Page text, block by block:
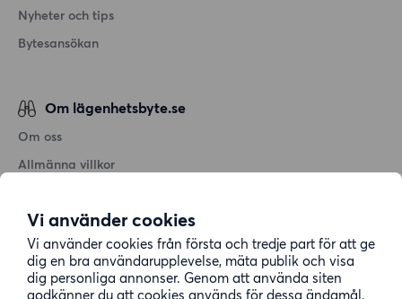
Vi använder cookies
Vi använder cookies från första och tredje part för att ge
dig en bra användarupplevelse, mäta publik och visa
dig personliga annonser. Genom att använda siten
godkänner du att cookies används för dessa ändamål.
Nyheter och tips
Bytesansökan
Om lägenhetsbyte.se
Om oss
Allmänna villkor
Cookiepolicy
Sitemap